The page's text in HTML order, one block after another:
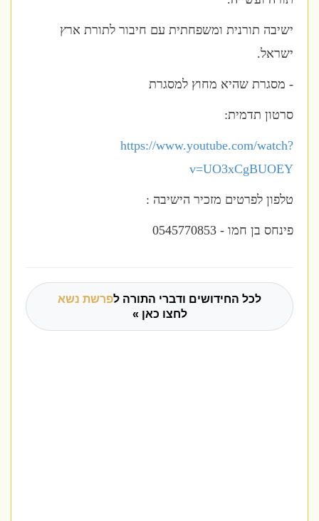
ישיבה תורנית ומשפחתית עם חיבור לתורת ארץ
ישראל.
- מסגרת שהיא מחוץ למסגרת
סרטון תדמית:
https://www.youtube.com/watch?
v=UO3xCgBUOEY
טלפון לפרטים מזכיר הישיבה :
פינחס בן חמו - 0545770853
לכל החידושים ודברי התורה לפרשת נשא
לחצו כאן »